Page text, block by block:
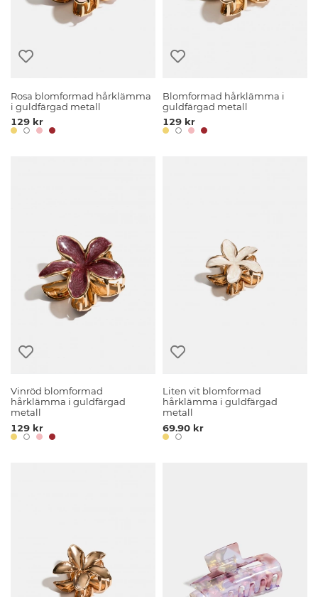
Rosa blomformad hårklämma
i guldfärgad metall
129 kr
Blomformad hårklämma i
guldfärgad metall
129 kr
Vinröd blomformad
hårklämma i guldfärgad
metall
129 kr
Liten vit blomformad
hårklämma i guldfärgad
metall
69.90 kr